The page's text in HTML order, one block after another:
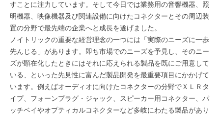
すことに注力しています。そして今日では業務用の音響機器、照
明機器、映像機器及び関連設備に向けたコネクターとその周辺装
置の分野で最先端の企業へと成長を遂げました。
ノイトリックの重要な経営理念の一つには「実際のニーズに一歩
先んじる」があります。即ち市場でのニーズを予見し、そのニー
ズが顕在化したときにはそれに応えられる製品を既にご用意して
いる、といった先見性に富んだ製品開発を最重要項目にかかげて
います。例えばオーディオに向けたコネクターの分野でＸＬＲタ
イプ、フォーンプラグ・ジャック、スピーカー用コネクター、パ
ッチベイやオプティカルコネクターなど多岐にわたる製品があり